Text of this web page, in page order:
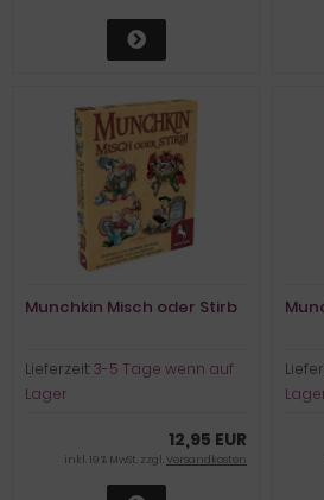
Munchkin Misch oder Stirb
Lieferzeit:3-5 Tage wenn auf
Lager
12,95 EUR
inkl. 19 % MwSt. zzgl.Versandkosten